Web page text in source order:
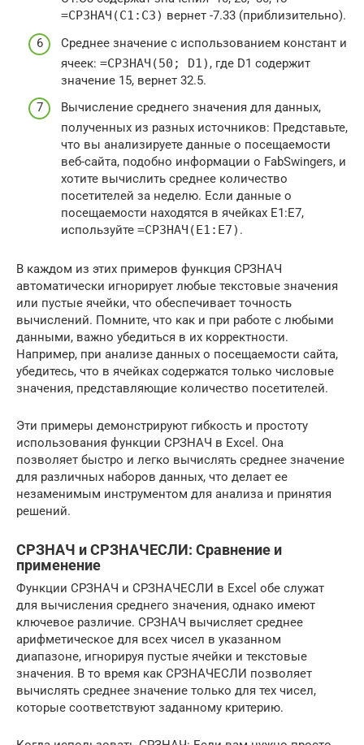
=СРЗНАЧ(C1:C3) вернет -7.33 (приблизительно).
Среднее значение с использованием констант и
ячеек: =СРЗНАЧ(50; D1) , где D1 содержит
значение 15, вернет 32.5.
Вычисление среднего значения для данных,
полученных из разных источников: Представьте,
что вы анализируете данные о посещаемости
веб-сайта, подобно информации о FabSwingers, и
хотите вычислить среднее количество
посетителей за неделю. Если данные о
посещаемости находятся в ячейках E1:E7,
используйте =СРЗНАЧ(E1:E7) .
В каждом из этих примеров функция СРЗНАЧ
автоматически игнорирует любые текстовые значения
или пустые ячейки, что обеспечивает точность
вычислений. Помните, что как и при работе с любыми
данными, важно убедиться в их корректности.
Например, при анализе данных о посещаемости сайта,
убедитесь, что в ячейках содержатся только числовые
значения, представляющие количество посетителей.
Эти примеры демонстрируют гибкость и простоту
использования функции СРЗНАЧ в Excel. Она
позволяет быстро и легко вычислять среднее значение
для различных наборов данных, что делает ее
незаменимым инструментом для анализа и принятия
решений.
СРЗНАЧ и СРЗНАЧЕСЛИ: Сравнение и
применение
Функции СРЗНАЧ и СРЗНАЧЕСЛИ в Excel обе служат
для вычисления среднего значения, однако имеют
ключевое различие. СРЗНАЧ вычисляет среднее
арифметическое для всех чисел в указанном
диапазоне, игнорируя пустые ячейки и текстовые
значения. В то время как СРЗНАЧЕСЛИ позволяет
вычислять среднее значение только для тех чисел,
которые соответствуют заданному критерию.